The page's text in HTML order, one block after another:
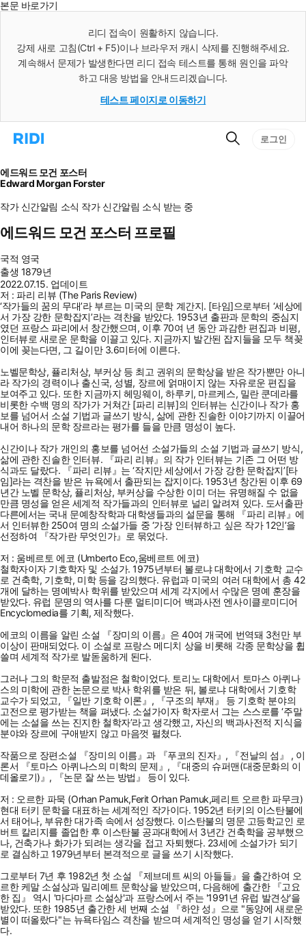
본문 바로가기
리디 접속이 원활하지 않습니다.
강제 새로 고침(Ctrl + F5)이나 브라우저 캐시 삭제를 진행해주세요.
계속해서 문제가 발생한다면 리디 접속 테스트를 통해 원인을 파악
하고 대응 방법을 안내드리겠습니다.
테스트 페이지로 이동하기
리
으
로
동
검
로그인
에드워드 모건 포스터
Edward Morgan Forster
작가 신간알림 소식 작가 신간알림 소식 받는 중
에드워드 모건 포스터 프로필
국적 영국
출생 1879년
2022.07.15. 업데이트
저 : 파리 리뷰 (The Paris Review)
‘작가들의 꿈의 무대’라 부르는 미국의 문학 계간지. [타임]으로부터 ‘세상에
서 가장 강한 문학잡지’라는 격찬을 받았다. 1953년 출판과 문학의 중심지
였던 프랑스 파리에서 창간했으며, 이후 70여 년 동안 과감한 편집과 비평,
인터뷰로 새로운 문학을 이끌고 있다. 지금까지 발간된 잡지들을 모두 책꽂
이에 꽂는다면, 그 길이만 3.6미터에 이른다.
노벨문학상, 퓰리처상, 부커상 등 최고 권위의 문학상을 받은 작가뿐만 아니
라 작가의 경력이나 출신국, 성별, 장르에 얽매이지 않는 자유로운 편집을
보여주고 있다. 또한 지금까지 헤밍웨이, 하루키, 마르케스, 밀란 쿤데라를
비롯한 수백 명의 작가가 거쳐간 [파리 리뷰]의 인터뷰는 신간이나 작가 홍
보를 넘어서 소설 기법과 글쓰기 방식, 삶에 관한 진솔한 이야기까지 이끌어
내어 하나의 문학 장르라는 평가를 들을 만큼 명성이 높다.
신간이나 작가 개인의 홍보를 넘어선 소설가들의 소설 기법과 글쓰기 방식,
삶에 관한 진솔한 인터뷰. 『파리 리뷰』의 작가 인터뷰는 기존 그 어떤 방
식과도 달랐다. 『파리 리뷰』는 ‘작지만 세상에서 가장 강한 문학잡지’[타
임]라는 격찬을 받은 뉴욕에서 출판되는 잡지이다. 1953년 창간된 이후 69
년간 노벨 문학상, 퓰리처상, 부커상을 수상한 이미 더는 유명해질 수 없을
만큼 명성을 얻은 세계적 작가들과의 인터뷰로 널리 알려져 있다. 도서출판
다른에서는 국내 문예창작학과 대학생들과의 설문을 통해 『파리 리뷰』에
서 인터뷰한 250여 명의 소설가들 중 ‘가장 인터뷰하고 싶은 작가 12인’을
선정하여 『작가란 무엇인가』로 묶었다.
저 : 움베르토 에코 (Umberto Eco,움베르트 에코)
철학자이자 기호학자 및 소설가. 1975년부터 볼로냐 대학에서 기호학 교수
로 건축학, 기호학, 미학 등을 강의했다. 유럽과 미국의 여러 대학에서 총 42
개에 달하는 명예박사 학위를 받았으며 세계 각지에서 수많은 명예 훈장을
받았다. 유럽 문명의 역사를 다룬 멀티미디어 백과사전 엔사이클로미디어
Encyclomedia를 기획, 제작했다.
에코의 이름을 알린 소설 『장미의 이름』은 40여 개국에 번역돼 3천만 부
이상이 판매되었다. 이 소설로 프랑스 메디치 상을 비롯해 각종 문학상을 휩
쓸며 세계적 작가로 발돋움하게 된다.
그러나 그의 학문적 출발점은 철학이었다. 토리노 대학에서 토마스 아퀴나
스의 미학에 관한 논문으로 박사 학위를 받은 뒤, 볼로냐 대학에서 기호학
교수가 되었고, 『일반 기호학 이론』, 『구조의 부재』 등 기호학 분야의
고전으로 평가받는 책을 펴냈다. 소설가이자 학자로서 그는 스스로를 ‘주말
에는 소설을 쓰는 진지한 철학자’라고 생각했고, 자신의 백과사전적 지식을
분야와 장르에 구애받지 않고 마음껏 펼쳤다.
작품으로 장편소설 『장미의 이름』과 『푸코의 진자』, 『전날의 섬』 , 이
론서 『토마스 아퀴나스의 미학의 문제』, 『대중의 슈퍼맨(대중문화의 이
데올로기)』, 『논문 잘 쓰는 방법』 등이 있다.
저 : 오르한 파묵 (Orhan Pamuk,Ferit Orhan Pamuk,페리트 오르한 파무크)
현대 터키 문학을 대표하는 세계적인 작가이다. 1952년 터키의 이스탄불에
서 태어나, 부유한 대가족 속에서 성장했다. 이스탄불의 명문 고등학교인 로
버트 칼리지를 졸업한 후 이스탄불 공과대학에서 3년간 건축학을 공부했으
나, 건축가나 화가가 되려는 생각을 접고 자퇴했다. 23세에 소설가가 되기
로 결심하고 1979년부터 본격적으로 글을 쓰기 시작했다.
그로부터 7년 후 1982년 첫 소설 『제브데트 씨의 아들들』을 출간하여 오
르한 케말 소설상과 밀리예트 문학상을 받았으며, 다음해에 출간한 『고요
한 집』 역시 '마다마르 소설상'과 프랑스에서 주는 '1991년 유럽 발견상'을
받았다. 또한 1985년 출간한 세 번째 소설 『하얀 성』으로 "동양에 새로운
별이 떠올랐다"는 뉴욕타임스 격찬을 받으며 세계적인 명성을 얻기 시작했
다.